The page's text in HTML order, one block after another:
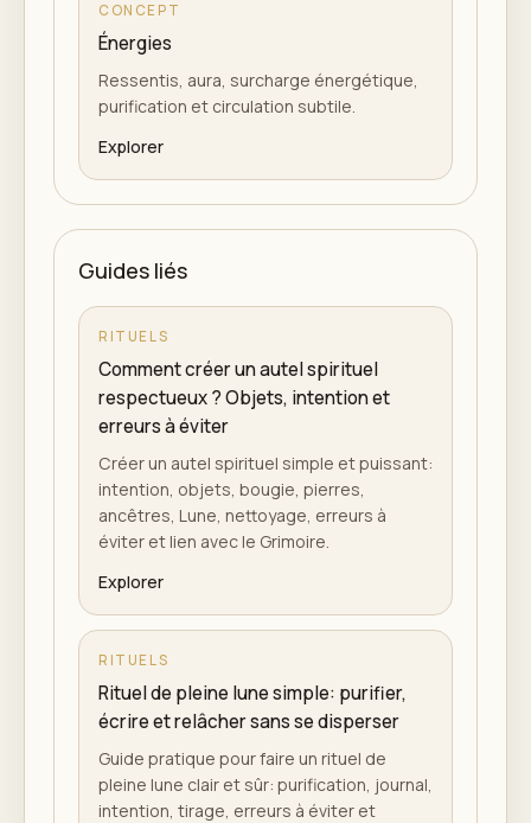
CONCEPT
Énergies
Ressentis, aura, surcharge énergétique,
purification et circulation subtile.
Explorer
Guides liés
RITUELS
Comment créer un autel spirituel
respectueux ? Objets, intention et
erreurs à éviter
Créer un autel spirituel simple et puissant:
intention, objets, bougie, pierres,
ancêtres, Lune, nettoyage, erreurs à
éviter et lien avec le Grimoire.
Explorer
RITUELS
Rituel de pleine lune simple: purifier,
écrire et relâcher sans se disperser
Guide pratique pour faire un rituel de
pleine lune clair et sûr: purification, journal,
intention, tirage, erreurs à éviter et